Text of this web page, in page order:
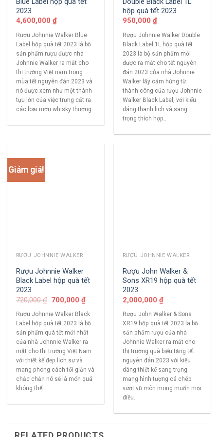
2023
4,600,000 ₫
Rượu Johnnie Walker Blue
Label hộp quà tết 2023 là bộ
sản phẩm rượu được nhà
Johnnie Walker ra mắt cho
thị trường Việt nam trong
mùa tết nguyên đán 2023 và
nó được xem như một thành
tựu lớn của việc trưng cất ra
các loại rượu whisky thượng..
hộp quà tết 2023
950,000 ₫
Rượu Johnnie Walker Double
Black Label 1L hộp quà tết
2023 là bộ sản phẩm mới
được ra mắt cho tết nguyên
đán 2023 của nhà Johnnie
Walker lấy cảm hứng từ
thành công của rượu Johnnie
Walker Black Label, với kiểu
dáng thanh lịch và sang
trọng thích hợp..
Giảm giá!
RƯỢU JOHNNIE WALKER
Rượu Johnnie Walker
Black Label hộp quà tết
2023
720,000₫ 700,000₫
Rượu Johnnie Walker Black
Label hộp quà tết 2023 là bộ
sản phẩm quà tết mới nhất
của nhà Johnnie Walker ra
mắt cho thị trường Việt Nam
với thiết kế đẹp lịch sự và
mang phong cách tối giản và
chắc chắn nó sẽ là món quá
không thể..
RƯỢU JOHNNIE WALKER
Rượu John Walker &
Sons XR19 hộp quà tết
2023
2,000,000 ₫
Rượu John Walker & Sons
XR19 hộp quà tết 2023 la bộ
sản phẩm rượu của nhà
Johnnie Walker ra mắt cho
thị trường quà biếu tặng tết
nguyên đán 2023 với kiểu
dáng thiết kế sang trọng
mang hình tượng cá chép
vượt vũ môn mong muốn mọi
điều..